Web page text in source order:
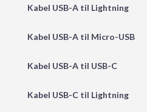
Kabel USB-A til Lightning
Kabel USB-A til Micro-USB
Kabel USB-A til USB-C
Kabel USB-C til Lightning